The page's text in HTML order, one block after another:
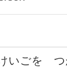
いごを つ